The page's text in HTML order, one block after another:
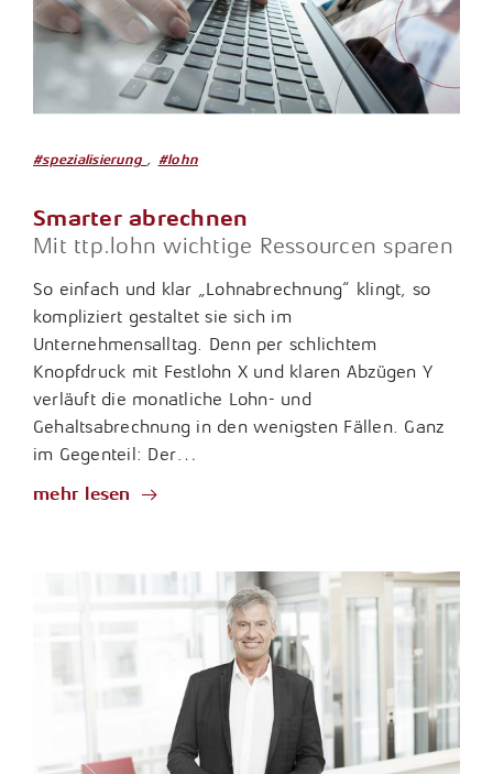
#spezialisierung , #lohn
Smarter abrechnen
Mit ttp.lohn wichtige Ressourcen sparen
So einfach und klar „Lohnabrechnung“ klingt, so
kompliziert gestaltet sie sich im
Unternehmensalltag. Denn per schlichtem
Knopfdruck mit Festlohn X und klaren Abzügen Y
verläuft die monatliche Lohn- und
Gehaltsabrechnung in den wenigsten Fällen. Ganz
im Gegenteil: Der…
mehr lesen